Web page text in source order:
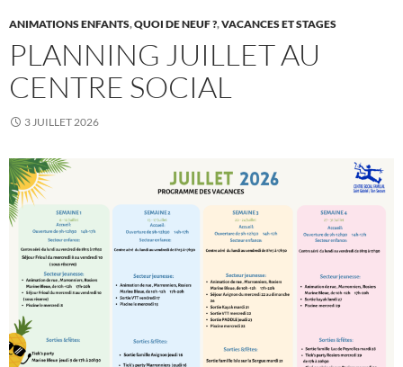
ANIMATIONS ENFANTS,QUOI DE NEUF ?,VACANCES ET STAGES
PLANNING JUILLET AU
CENTRE SOCIAL
3 JUILLET 2026